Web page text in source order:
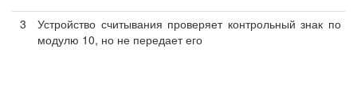
3
Устройство считывания проверяет контрольный знак по
модулю 10, но не передает его